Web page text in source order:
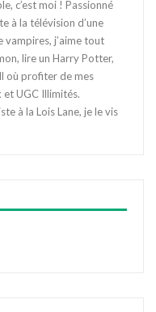
c’est moi ! Passionné
à la télévision d’une
vampires, j’aime tout
lire un Harry Potter,
où profiter de mes
UGC Illimités.
à la Lois Lane, je le vis